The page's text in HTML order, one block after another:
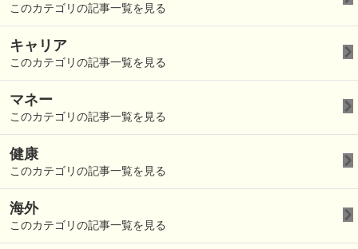
このカテゴリの記事一覧を見る
キャリア
このカテゴリの記事一覧を見る
マネー
このカテゴリの記事一覧を見る
健康
このカテゴリの記事一覧を見る
海外
このカテゴリの記事一覧を見る